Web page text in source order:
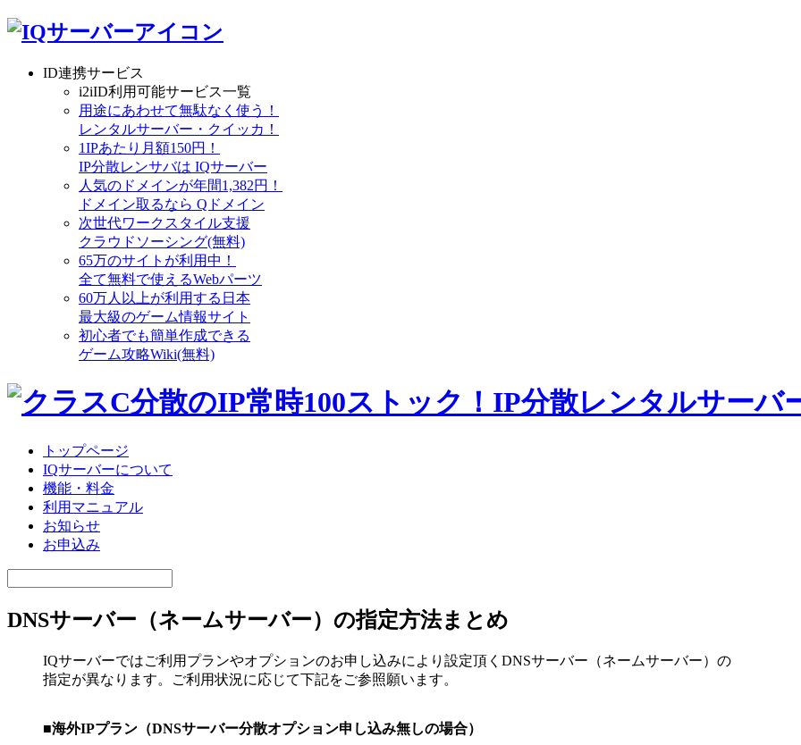
ID連携サービス
i2iID利用可能サービス一覧
用途にあわせて無駄なく使う！
レンタルサーバー・クイッカ！
1IPあたり月額150円！
IP分散レンサバは IQサーバー
人気のドメインが年間1,382円！
ドメイン取るなら Qドメイン
次世代ワークスタイル支援
クラウドソーシング(無料)
65万のサイトが利用中！
全て無料で使えるWebパーツ
60万人以上が利用する日本
最大級のゲーム情報サイト
初心者でも簡単作成できる
ゲーム攻略Wiki(無料)
トップページ
IQサーバーについて
機能・料金
利用マニュアル
お知らせ
お申込み
DNSサーバー（ネームサーバー）の指定方法まとめ
IQサーバーではご利用プランやオプションのお申し込みにより設定頂くDNSサーバー（ネームサーバー）の
指定が異なります。ご利用状況に応じて下記をご参照願います。
■海外IPプラン（DNSサーバー分散オプション申し込み無しの場合）